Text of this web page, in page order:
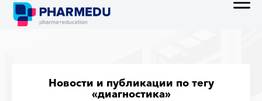
Новости и публикации по тегу
«диагностика»